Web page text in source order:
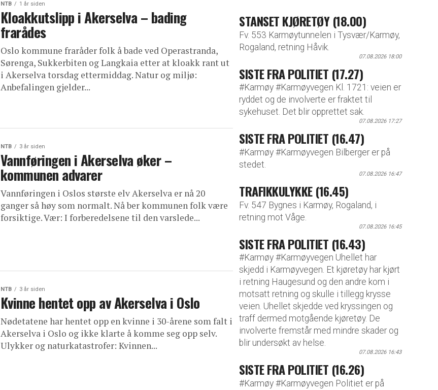
NTB 1 år siden
Kloakkutslipp i Akerselva – bading
frarådes
Oslo kommune fraråder folk å bade ved Operastranda,
Sørenga, Sukkerbiten og Langkaia etter at kloakk rant ut
i Akerselva torsdag ettermiddag. Natur og miljø:
Anbefalingen gjelder...
NTB 3 år siden
Vannføringen i Akerselva øker –
kommunen advarer
Vannføringen i Oslos største elv Akerselva er nå 20
ganger så høy som normalt. Nå ber kommunen folk være
forsiktige. Vær: I forberedelsene til den varslede...
NTB 3 år siden
Kvinne hentet opp av Akerselva i Oslo
Nødetatene har hentet opp en kvinne i 30-årene som falt i
Akerselva i Oslo og ikke klarte å komme seg opp selv.
Ulykker og naturkatastrofer: Kvinnen...
STANSET KJØRETØY (18.00)
Fv. 553 Karmøytunnelen i Tysvær/Karmøy,
Rogaland, retning Håvik.
07.08.2026 18:00
SISTE FRA POLITIET (17.27)
#Karmøy #Karmøyvegen Kl. 1721: veien er
ryddet og de involverte er fraktet til
sykehuset. Det blir opprettet sak.
07.08.2026 17:27
SISTE FRA POLITIET (16.47)
#Karmøy #Karmøyvegen Bilberger er på
stedet.
07.08.2026 16:47
TRAFIKKULYKKE (16.45)
Fv. 547 Bygnes i Karmøy, Rogaland, i
retning mot Våge.
07.08.2026 16:45
SISTE FRA POLITIET (16.43)
#Karmøy #Karmøyvegen Uhellet har
skjedd i Karmøyvegen. Et kjøretøy har kjørt
i retning Haugesund og den andre kom i
motsatt retning og skulle i tillegg krysse
veien. Uhellet skjedde ved kryssingen og
traff dermed motgående kjøretøy. De
involverte fremstår med mindre skader og
blir undersøkt av helse.
07.08.2026 16:43
SISTE FRA POLITIET (16.26)
#Karmøy #Karmøyvegen Politiet er på